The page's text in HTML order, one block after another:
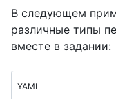
В следующем
различные типы
вместе в задании:
YAML